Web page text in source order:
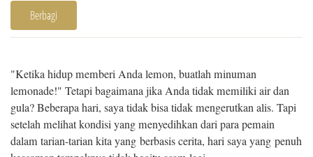
Berbagi
"Ketika hidup memberi Anda lemon, buatlah minuman
lemonade!" Tetapi bagaimana jika Anda tidak memiliki air dan
gula? Beberapa hari, saya tidak bisa tidak mengerutkan alis. Tapi
setelah melihat kondisi yang menyedihkan dari para pemain
dalam tarian-tarian kita yang berbasis cerita, hari saya yang penuh